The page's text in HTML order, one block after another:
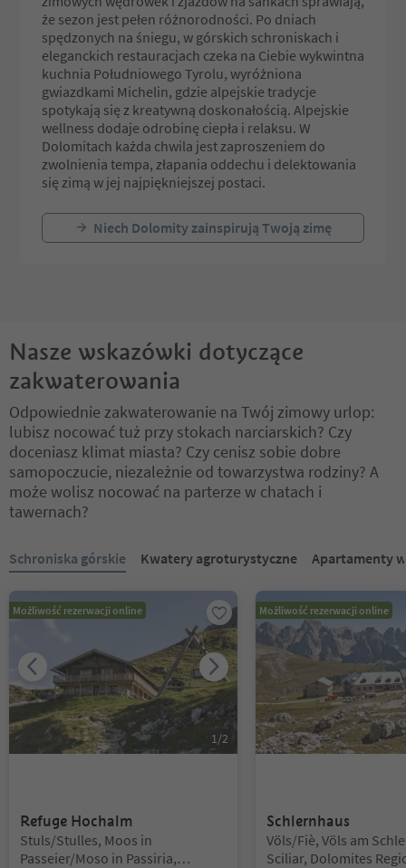
że sezon jest pełen różnorodności. Po dniach
spędzonych na śniegu, w górskich schroniskach i
eleganckich restauracjach czeka na Ciebie wykwintna
kuchnia Południowego Tyrolu, wyróżniona
gwiazdkami Michelin, gdzie alpejskie tradycje
spotykają się z kreatywną doskonałością. Alpejskie
wellness dodaje odrobinę ciepła i relaksu. W
Dolomitach każda chwila jest zaproszeniem do
zwolnienia tempa, złapania oddechu i delektowania
się zimą w jej najpiękniejszej postaci.
Niech Dolomity zainspirują Twoją zimę
Nasze wskazówki dotyczące
zakwaterowania
Odpowiednie zakwaterowanie na Twój zimowy urlop:
lubisz nocować tuż przy stokach narciarskich? Czy
doceniasz klimat miasta? Czy cenisz sobie dobre
samopoczucie, niezależnie od towarzystwa rodziny? A
może wolisz nocować na parterze w chatach i
tawernach?
Znajdujesz się na suwaku z zakładkami. Wybierz zakładkę, aby
Schroniska górskie Kwatery agroturystyczne Apartamenty
Możliwość rezerwacji online
1 /2
Refuge Hochalm
Lokalizacja:
Stuls/Stulles, Moos in
Passeier/Moso in Passiria,
Możliwość rezerwacji online
Schlernhaus
Lokalizacja:
Völs/Fiè, Völs am
Sciliar, Dolomites